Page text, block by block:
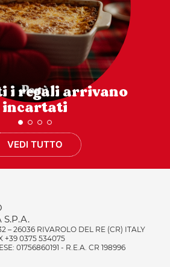
i regali arrivano
incartati
VEDI TUTTO
S.P.A.
– 26036 RIVAROLO DEL RE (CR) ITALY
+39 0375 534075
01756860191 - R.E.A. CR 198996